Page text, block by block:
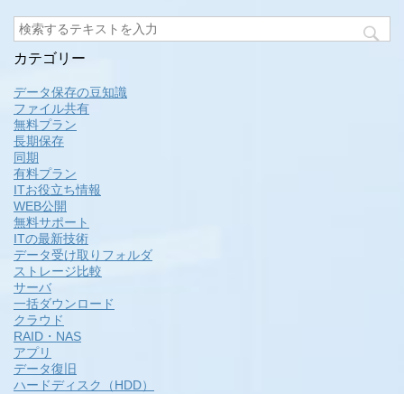
カテゴリー
データ保存の豆知識
ファイル共有
無料プラン
長期保存
同期
有料プラン
ITお役立ち情報
WEB公開
無料サポート
ITの最新技術
データ受け取りフォルダ
ストレージ比較
サーバ
一括ダウンロード
クラウド
RAID・NAS
アプリ
データ復旧
ハードディスク（HDD）